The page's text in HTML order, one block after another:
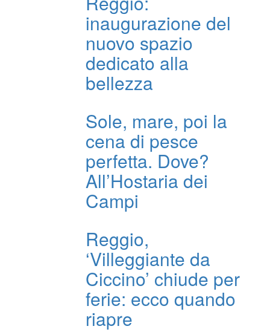
inaugurazione del
nuovo spazio
dedicato alla
bellezza
Sole, mare, poi la
cena di pesce
perfetta. Dove?
All’Hostaria dei
Campi
Reggio,
‘Villeggiante da
Ciccino’ chiude per
ferie: ecco quando
riapre